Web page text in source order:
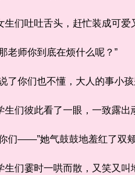
吐吐舌头，赶忙装成可爱
师你到底在烦什么呢？”
你们也不懂，大人的事小孩
彼此看了一眼，一致露出
——”她气鼓鼓地羞红了双颊
霎时一哄而散，又笑又叫